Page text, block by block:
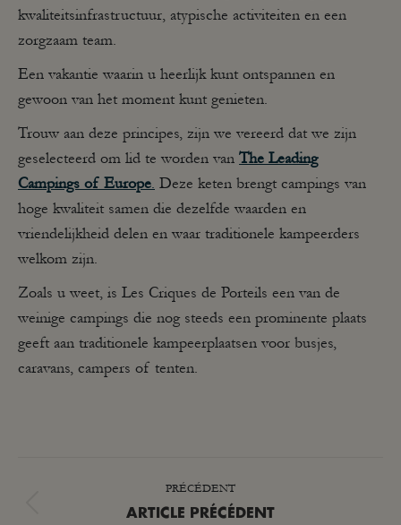
kwaliteitsinfrastructuur, atypische activiteiten en een
zorgzaam team.
Een vakantie waarin u heerlijk kunt ontspannen en
gewoon van het moment kunt genieten.
Trouw aan deze principes, zijn we vereerd dat we zijn
geselecteerd om lid te worden van The Leading
Campings of Europe. Deze keten brengt campings van
hoge kwaliteit samen die dezelfde waarden en
vriendelijkheid delen en waar traditionele kampeerders
welkom zijn.
Zoals u weet, is Les Criques de Porteils een van de
weinige campings die nog steeds een prominente plaats
geeft aan traditionele kampeerplaatsen voor busjes,
caravans, campers of tenten.
PRÉCÉDENT
Article
ARTICLE PRÉCÉDENT